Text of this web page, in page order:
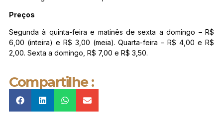
Preços
Segunda à quinta-feira e matinês de sexta a domingo – R$
6,00 (inteira) e R$ 3,00 (meia). Quarta-feira – R$ 4,00 e R$
2,00. Sexta a domingo, R$ 7,00 e R$ 3,50.
Compartilhe :